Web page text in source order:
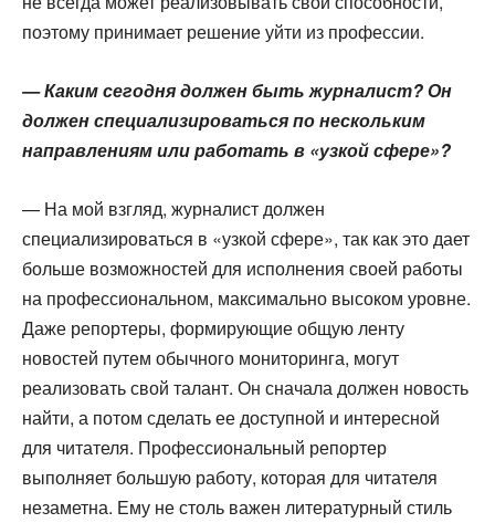
поэтому принимает решение уйти из профессии.
— Каким сегодня должен быть журналист? Он
должен специализироваться по нескольким
направлениям или работать в «узкой сфере»?
— На мой взгляд, журналист должен
специализироваться в «узкой сфере», так как это дает
больше возможностей для исполнения своей работы
на профессиональном, максимально высоком уровне.
Даже репортеры, формирующие общую ленту
новостей путем обычного мониторинга, могут
реализовать свой талант. Он сначала должен новость
найти, а потом сделать ее доступной и интересной
для читателя. Профессиональный репортер
выполняет большую работу, которая для читателя
незаметна. Ему не столь важен литературный стиль